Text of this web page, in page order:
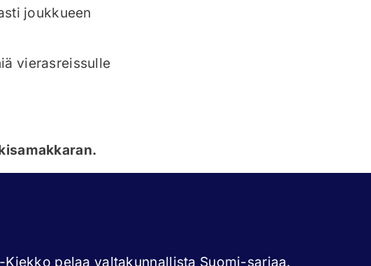
joukkueen
vierasreissulle
pelaa valtakunnallista Suomi-sarjaa.